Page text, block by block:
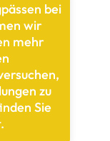
bei
wir
mehr
zu
Sie